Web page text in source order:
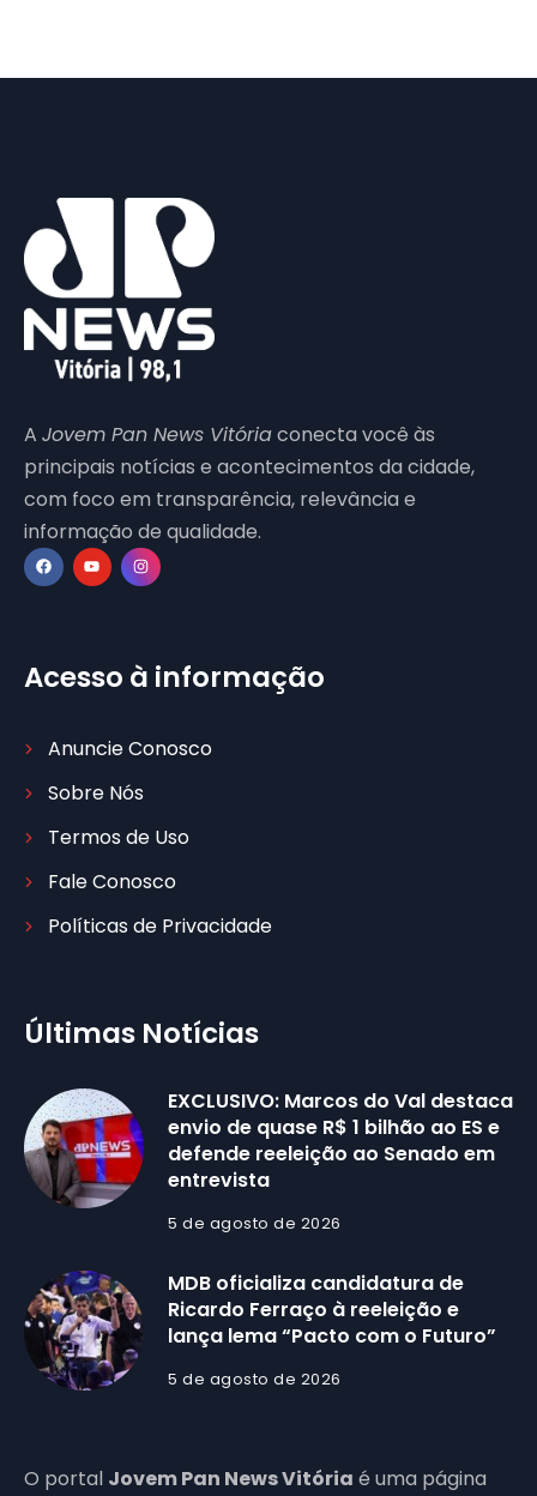
A Jovem Pan News Vitóriaconecta você às
principais notícias e acontecimentos da cidade,
com foco em transparência, relevância e
informação de qualidade.
Acesso à informação
Anuncie Conosco
Sobre Nós
Termos de Uso
Fale Conosco
Políticas de Privacidade
Últimas Notícias
EXCLUSIVO: Marcos do Val destaca
envio de quase R$ 1 bilhão ao ES e
defende reeleição ao Senado em
entrevista
5 de agosto de 2026
MDB oficializa candidatura de
Ricardo Ferraço à reeleição e
lança lema “Pacto com o Futuro”
5 de agosto de 2026
O portal Jovem Pan News Vitória é uma página